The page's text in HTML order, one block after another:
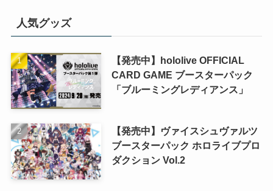
人気グッズ
【発売中】hololive OFFICIAL
CARD GAME ブースターパック
「ブルーミングレディアンス」
【発売中】ヴァイスシュヴァルツ
ブースターパック ホロライブプロ
ダクション Vol.2